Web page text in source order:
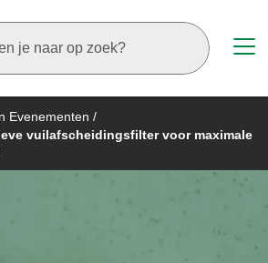
Evenementen /
vuilafscheidingsfilter voor maximale